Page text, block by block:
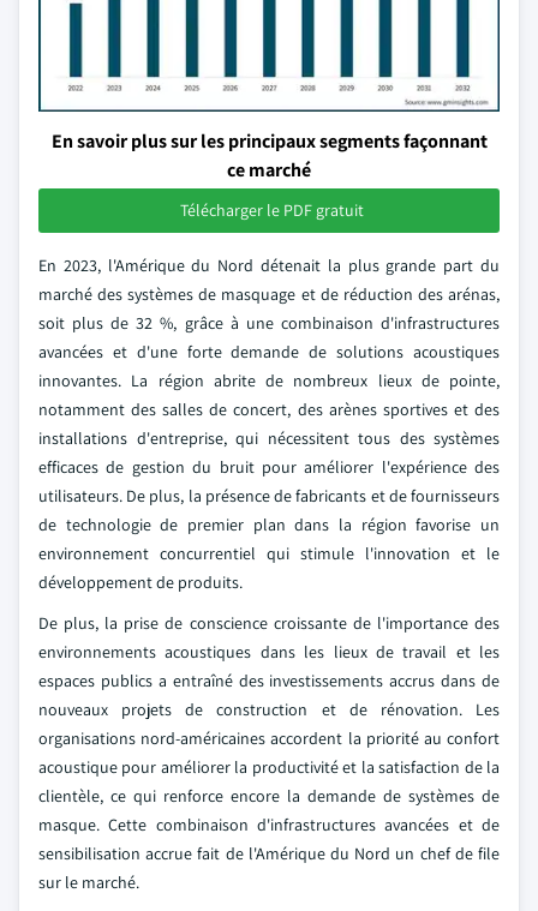
En savoir plus sur les principaux segments façonnant
ce marché
Télécharger le PDF gratuit
En 2023, l'Amérique du Nord détenait la plus grande part du
marché des systèmes de masquage et de réduction des arénas,
soit plus de 32 %, grâce à une combinaison d'infrastructures
avancées et d'une forte demande de solutions acoustiques
innovantes. La région abrite de nombreux lieux de pointe,
notamment des salles de concert, des arènes sportives et des
installations d'entreprise, qui nécessitent tous des systèmes
efficaces de gestion du bruit pour améliorer l'expérience des
utilisateurs. De plus, la présence de fabricants et de fournisseurs
de technologie de premier plan dans la région favorise un
environnement concurrentiel qui stimule l'innovation et le
développement de produits.
De plus, la prise de conscience croissante de l'importance des
environnements acoustiques dans les lieux de travail et les
espaces publics a entraîné des investissements accrus dans de
nouveaux projets de construction et de rénovation. Les
organisations nord-américaines accordent la priorité au confort
acoustique pour améliorer la productivité et la satisfaction de la
clientèle, ce qui renforce encore la demande de systèmes de
masque. Cette combinaison d'infrastructures avancées et de
sensibilisation accrue fait de l'Amérique du Nord un chef de file
sur le marché.